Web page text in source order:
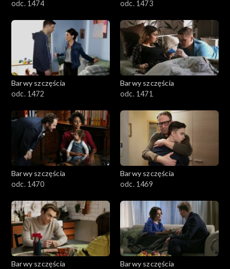
odc. 1474 odc. 1473
Barwy szczęścia
odc. 1472
Barwy szczęścia
odc. 1471
Barwy szczęścia
odc. 1470
Barwy szczęścia
odc. 1469
Barwy szczęścia
Barwy szczęścia